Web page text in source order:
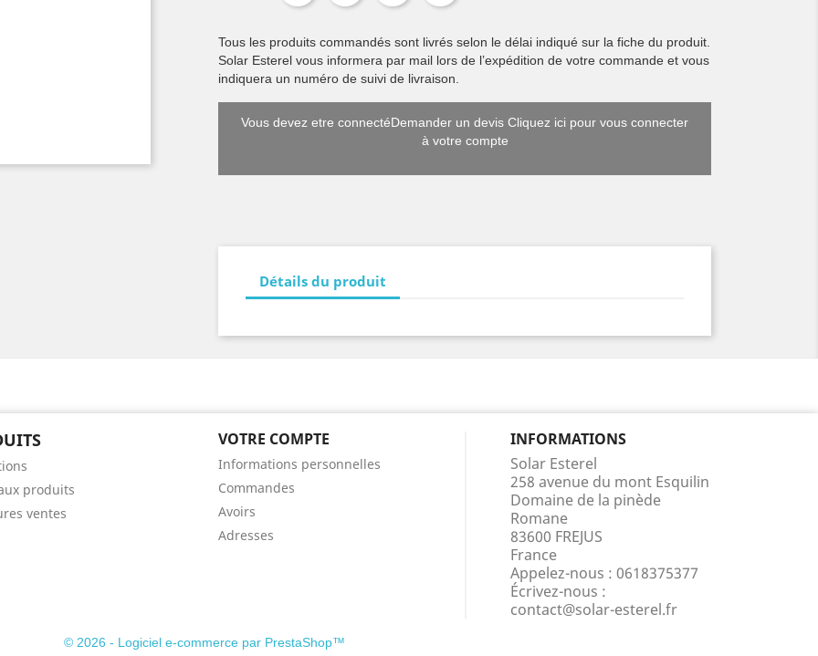
Tous les produits commandés sont livrés selon le délai indiqué sur la fiche du produit.
Solar Esterel vous informera par mail lors de l’expédition de votre commande et vous
indiquera un numéro de suivi de livraison.
Vous devez etre connectéDemander un devis Cliquez ici pour vous connecter
à votre compte
Détails du produit
produits
ventes
VOTRE COMPTE
Informations personnelles
Commandes
Avoirs
Adresses
INFORMATIONS
Solar Esterel
258 avenue du mont Esquilin
Domaine de la pinède
Romane
83600 FREJUS
France
Appelez-nous : 0618375377
Écrivez-nous :
contact@solar-esterel.fr
© 2026 - Logiciel e-commerce par PrestaShop™